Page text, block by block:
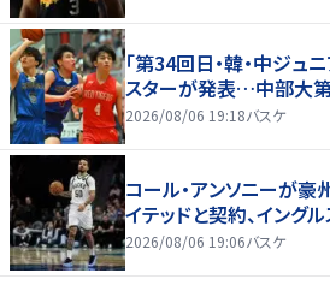
「第34回日・韓・中ジュ
スターが発表…中部大
2026/08/06 19:18バスケ
コール・アンソニーが
イテッドと契約、イング
2026/08/06 19:06バスケ